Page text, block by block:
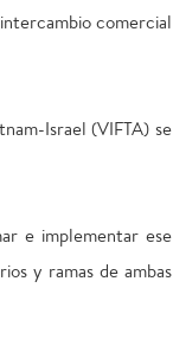
comercial
Israel (VIFTA) se
e implementar ese
y ramas de ambas